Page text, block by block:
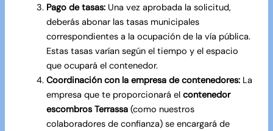
Pago de tasas:Una vez aprobada la solicitud,
deberás abonar las tasas municipales
correspondientes a la ocupación de la vía pública.
Estas tasas varían según el tiempo y el espacio
que ocupará el contenedor.
Coordinación con la empresa de contenedores:La
empresa que te proporcionará el contenedor
escombros Terrassa(como nuestros
colaboradores de confianza) se encargará de